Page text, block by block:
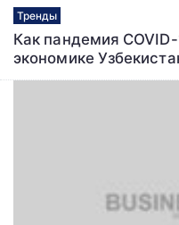
Тренды
Как пандемия
экономике